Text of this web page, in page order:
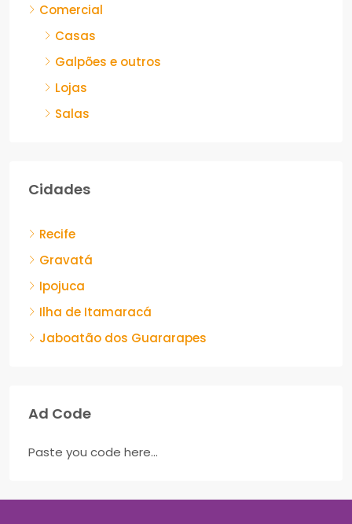
Comercial
Casas
Galpões e outros
Lojas
Salas
Cidades
Recife
Gravatá
Ipojuca
Ilha de Itamaracá
Jaboatão dos Guararapes
Ad Code
Paste you code here...